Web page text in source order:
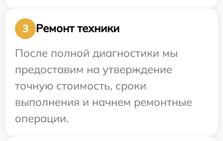
3
Ремонт техники
После полной диагностики мы
предоставим на утверждение
точную стоимость, сроки
выполнения и начнем ремонтные
операции.